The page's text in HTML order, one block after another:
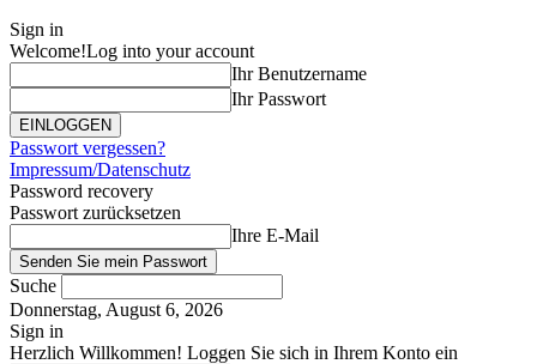
Sign in
Welcome!Log into your account
Ihr Benutzername
Ihr Passwort
Passwort vergessen?
Impressum/Datenschutz
Password recovery
Passwort zurücksetzen
Ihre E-Mail
Suche
Donnerstag, August 6, 2026
Sign in
Herzlich Willkommen! Loggen Sie sich in Ihrem Konto ein